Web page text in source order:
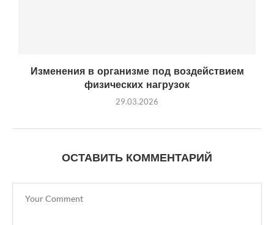
Изменения в организме под воздействием
физических нагрузок
29.03.2026
ОСТАВИТЬ КОММЕНТАРИЙ